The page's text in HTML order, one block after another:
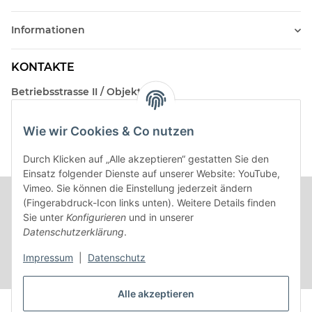
Alle akzeptieren
Wie wir Cookies & Co nutzen
Durch Klicken auf „Alle akzeptieren“ gestatten Sie den
Einsatz folgender Dienste auf unserer Website: YouTube,
Vimeo. Sie können die Einstellung jederzeit ändern
(Fingerabdruck-Icon links unten). Weitere Details finden
Sie unter Konfigurieren und in unserer
Datenschutzerklärung.
Impressum Datenschutz
Informationen
KONTAKTE
Betriebsstrasse II / Objekt 17
Kontakt